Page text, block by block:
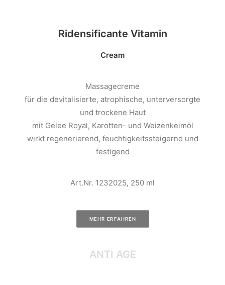
Ridensificante Vitamin
Cream
Massagecreme
für die devitalisierte, atrophische, unterversorgte
und trockene Haut
mit Gelee Royal, Karotten- und Weizenkeimöl
wirkt regenerierend, feuchtigkeitssteigernd und
festigend
Art.Nr. 1232025, 250 ml
MEHR ERFAHREN
ANTI AGE